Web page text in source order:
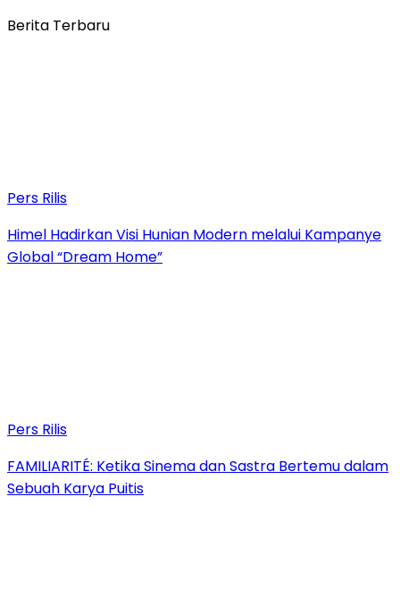
Berita Terbaru
Pers Rilis
Himel Hadirkan Visi Hunian Modern melalui Kampanye
Global “Dream Home”
Pers Rilis
FAMILIARITÉ: Ketika Sinema dan Sastra Bertemu dalam
Sebuah Karya Puitis